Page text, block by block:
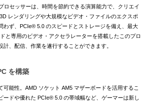
セッサーは、時間を節約できる演算能力で、クリエイ
レンダリングや大規模なビデオ・ファイルのエクスポ
わず、PCIe® 5.0 のスピードとストレージを備え、最大
と専用のビデオ・アクセラレーターを搭載したこのプロ
、配信、作業を遂行することができます。
を構築
可能性。AMD ソケット AM5 マザーボードを活用するこ
ードや優れた PCIe® 5.0 の帯域幅など、ゲーマーは新し